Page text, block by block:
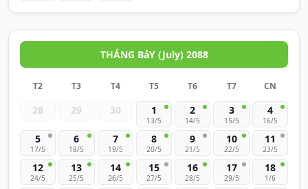
THÁNG BảY (July) 2088
T2 T3 T4 T5 T6 T7 CN
28 29 30 1
13/5
2
14/5
3
15/5
4
16/5
5
17/5
6
18/5
7
19/5
8
20/5
9
21/5
10
22/5
11
23/5
12
24/5
13
25/5
14
26/5
15
27/5
16
28/5
17
29/5
18
1/6